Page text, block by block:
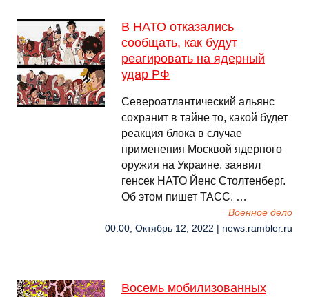
В НАТО отказались
сообщать, как будут
реагировать на ядерный
удар РФ
Североатлантический альянс
сохранит в тайне то, какой будет
реакция блока в случае
применения Москвой ядерного
оружия на Украине, заявил
генсек НАТО Йенс Столтенберг.
Об этом пишет ТАСС. …
Военное дело
00:00, Октябрь 12, 2022 | news.rambler.ru
Восемь мобилизованных